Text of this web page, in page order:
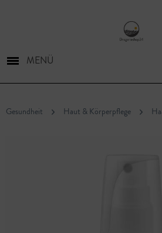
MENÜ
Gesundheit Haut & Körperpflege